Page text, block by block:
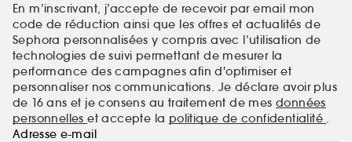
En m’inscrivant, j’accepte de recevoir par email mon
code de réduction ainsi que les offres et actualités de
Sephora personnalisées y compris avec l’utilisation de
technologies de suivi permettant de mesurer la
performance des campagnes afin d'optimiser et
personnaliser nos communications. Je déclare avoir plus
de 16 ans et je consens au traitement de mes données
personnelleset accepte la politique de confidentialité .
Adresse e-mail